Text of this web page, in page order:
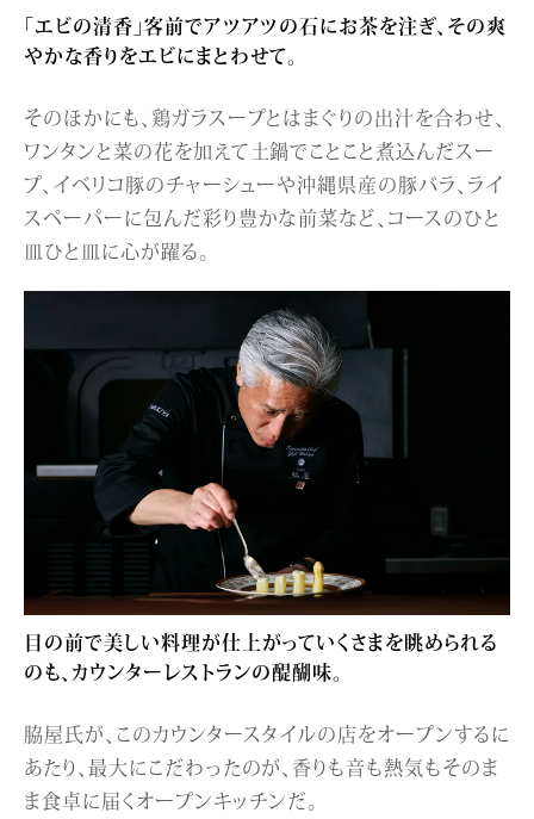
「エビの清香」客前でアツアツの石にお茶を注ぎ、その爽
やかな香りをエビにまとわせて。
そのほかにも、鶏ガラスープとはまぐりの出汁を合わせ、
ワンタンと菜の花を加えて土鍋でことこと煮込んだスー
プ、イベリコ豚のチャーシューや沖縄県産の豚バラ、ライ
スペーパーに包んだ彩り豊かな前菜など、コースのひと
皿ひと皿に心が躍る。
目の前で美しい料理が仕上がっていくさまを眺められる
のも、カウンターレストランの醍醐味。
脇屋氏が、このカウンタースタイルの店をオープンするに
あたり、最大にこだわったのが、香りも音も熱気もそのま
ま食卓に届くオープンキッチンだ。